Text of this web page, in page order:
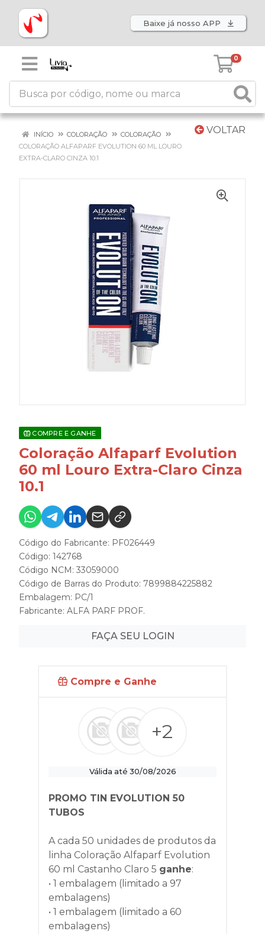
Baixe já nosso APP
0
VOLTAR
INÍCIO COLORAÇÃO
COLORAÇÃO
COLORAÇÃO ALFAPARF EVOLUTION 60 ML LOURO
EXTRA-CLARO CINZA 10.1
COMPRE E GANHE
Coloração Alfaparf Evolution
60 ml Louro Extra-Claro Cinza
10.1
Código do Fabricante: PF026449
Código: 142768
Código NCM: 33059000
Código de Barras do Produto: 7899884225882
Embalagem: PC/1
Fabricante: ALFA PARF PROF.
FAÇA SEU LOGIN
Compre e Ganhe
+2
Válida até 30/08/2026
PROMO TIN EVOLUTION 50
TUBOS
A cada 50 unidades de produtos da
linha Coloração Alfaparf Evolution
60 ml Castanho Claro 5 ganhe:
• 1 embalagem (limitado a 97
embalagens)
• 1 embalagem (limitado a 60
embalagens)